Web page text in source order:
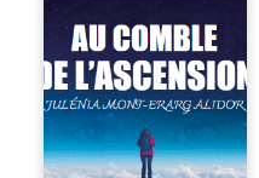
Au comble de
l’ascension est un
roman inspiré
d’une histoire
vraie, qui dévoile
le parcours de
Candice, une
femme